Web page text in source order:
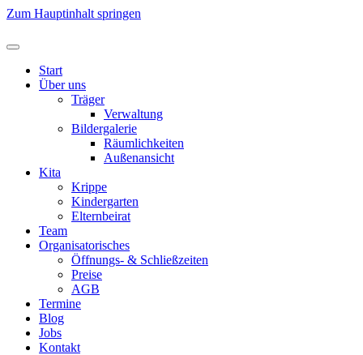
Zum Hauptinhalt springen
Start
Über uns
Träger
Verwaltung
Bildergalerie
Räumlichkeiten
Außenansicht
Kita
Krippe
Kindergarten
Elternbeirat
Team
Organisatorisches
Öffnungs- & Schließzeiten
Preise
AGB
Termine
Blog
Jobs
Kontakt